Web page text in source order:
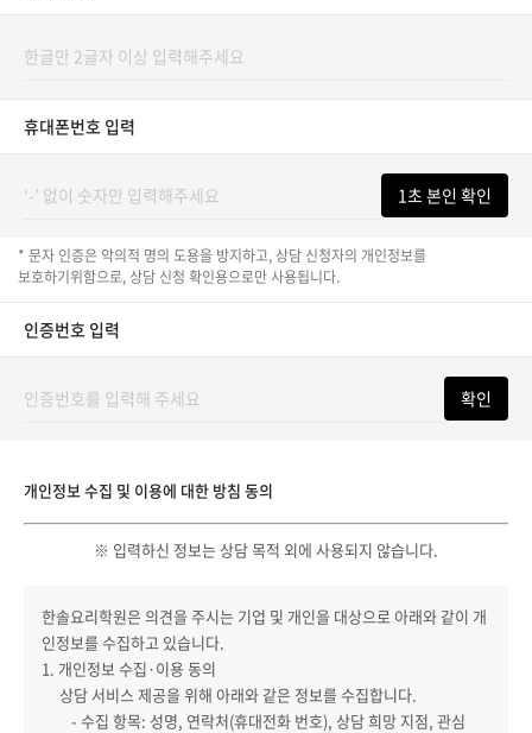
휴대폰번호 입력
1초 본인 확인
* 문자 인증은 악의적 명의 도용을 방지하고, 상담 신청자의 개인정보를
보호하기위함으로, 상담 신청 확인용으로만 사용됩니다.
인증번호 입력
확인
개인정보 수집 및 이용에 대한 방침 동의
※ 입력하신 정보는 상담 목적 외에 사용되지 않습니다.
한솔요리학원은 의견을 주시는 기업 및 개인을 대상으로 아래와 같이 개
인정보를 수집하고 있습니다.
1. 개인정보 수집·이용 동의
상담 서비스 제공을 위해 아래와 같은 정보를 수집합니다.
- 수집 항목: 성명, 연락처(휴대전화 번호), 상담 희망 지점, 관심